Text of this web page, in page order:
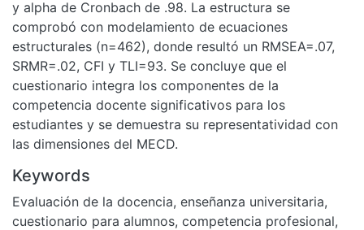
y alpha de Cronbach de .98. La estructura se
comprobó con modelamiento de ecuaciones
estructurales (n=462), donde resultó un RMSEA=.07,
SRMR=.02, CFI y TLI=93. Se concluye que el
cuestionario integra los componentes de la
competencia docente significativos para los
estudiantes y se demuestra su representatividad con
las dimensiones del MECD.
Keywords
Evaluación de la docencia, enseñanza universitaria,
cuestionario para alumnos, competencia profesional,